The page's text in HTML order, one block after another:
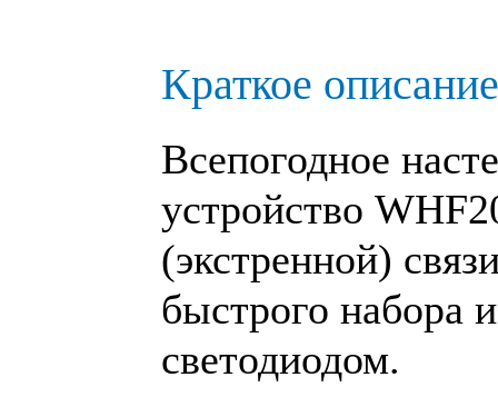
Краткое
Всепогодное
устройство
(экстренной)
быстрого набора
светодиодом.